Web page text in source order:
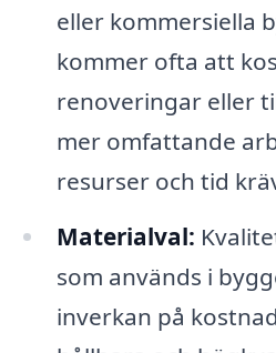
eller kommersiella
kommer ofta att
renoveringar eller
mer omfattande
resurser och tid
Materialval:
som används i
inverkan på